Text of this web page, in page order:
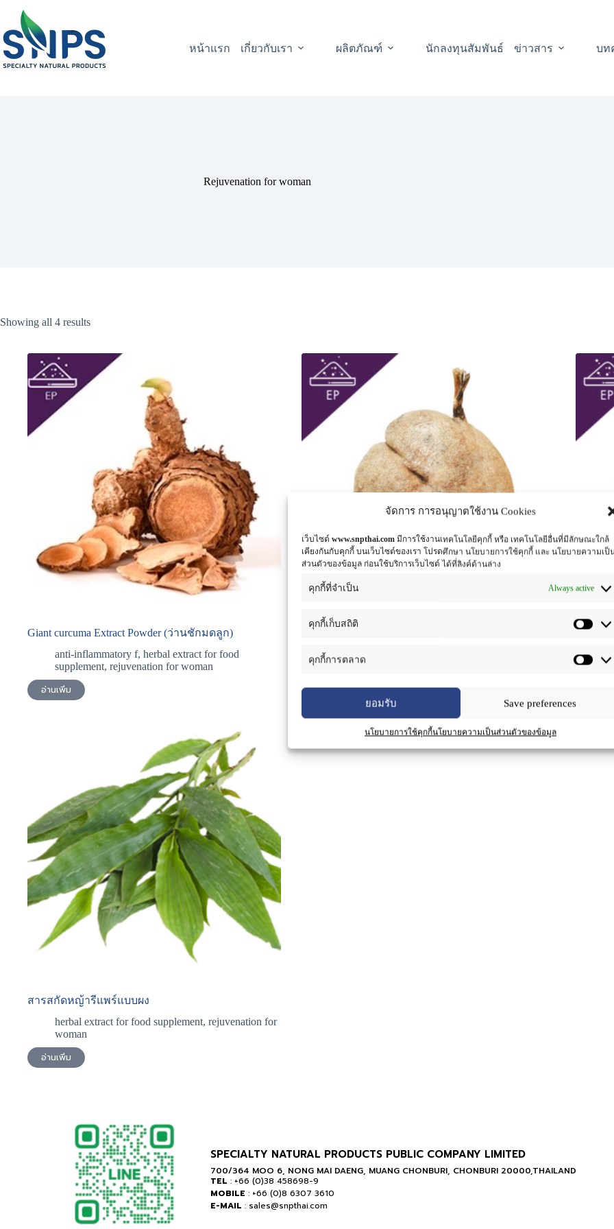
จัดการ การอนุญาตใช้งาน Cookies
เว็บไซต์ www.snpthai.com มีการใช้งานเทคโนโลยีคุกกี้ หรือ เทคโนโลยีอื่นที่มีลักษณะใกล้
เคียงกันกับคุกกี้ บนเว็บไซต์ของเรา โปรดศึกษา นโยบายการใช้คุกกี้ และ นโยบายความเป็
ส่วนตัวของข้อมูล ก่อนใช้บริการเว็บไซต์ ได้ที่ลิงค์ด้านล่าง
คุกกี้ที่จำเป็น Always active
คุกกี้เก็บสถิติ
คุกกี้การตลาด
ยอมรับ Save preferences
นโยบายการใช้คุกกี้นโยบายความเป็นส่วนตัวของข้อมูล
หน้าแรก เกี่ยวกับเรา ผลิตภัณฑ์ นักลงทุนสัมพันธ์ ข่าวสาร บท
Rejuvenation for woman
Showing all 4 results
Giant curcuma Extract Powder (ว่านชักมดลูก)
anti-inflammatory f, herbal extract for food
supplement, rejuvenation for woman
อ่านเพิ่ม
สารสกัดกวาวเครือขาวแบบผง
supplement
อ่านเพิ่ม
สารสกั
สารสกัดหญ้ารีแพร์แบบผง
herbal extract for food supplement, rejuvenation for
woman
อ่านเพิ่ม
SPECIALTY NATURAL PRODUCTS PUBLIC COMPANY LIMITED
700/364 MOO 6, NONG MAI DAENG, MUANG CHONBURI, CHONBURI 20000,THAILAND
TEL : +66 (0)38 458698-9
MOBILE : +66 (0)8 6307 3610
E-MAIL : sales@snpthai.com